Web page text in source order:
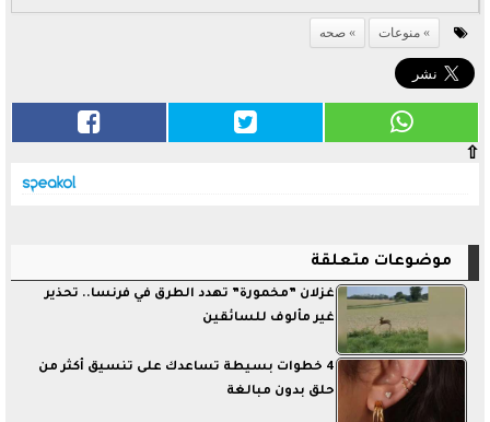
منوعات صحه
⇧
موضوعات متعلقة
غزلان ”مخمورة” تهدد الطرق في فرنسا.. تحذير
غير مألوف للسائقين
4 خطوات بسيطة تساعدك على تنسيق أكثر من
حلق بدون مبالغة